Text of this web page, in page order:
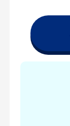
グ新
規利
用キ
ャ